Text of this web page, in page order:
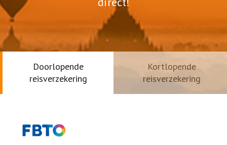
Doorlopende
reisverzekering
Kortlopende
reisverzekering